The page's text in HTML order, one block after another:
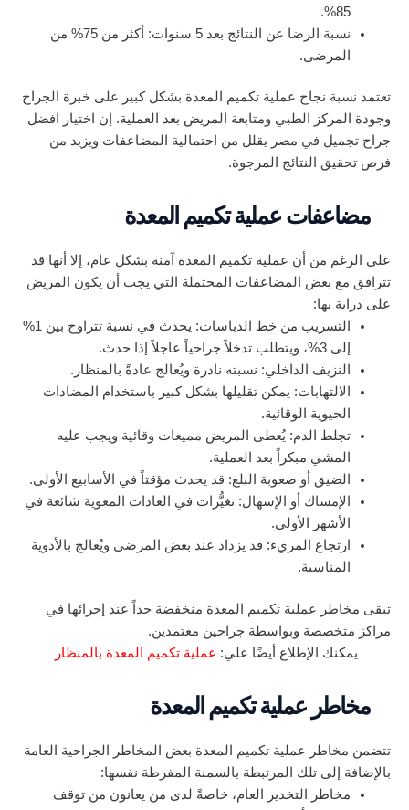
85%.
نسبة الرضا عن النتائج بعد 5 سنوات: أكثر من 75% من
المرضى.
تعتمد نسبة نجاح عملية تكميم المعدة بشكل كبير على خبرة الجراح
وجودة المركز الطبي ومتابعة المريض بعد العملية. إن اختيار افضل
جراح تجميل في مصر يقلل من احتمالية المضاعفات ويزيد من
فرص تحقيق النتائج المرجوة.
مضاعفات عملية تكميم المعدة
على الرغم من أن عملية تكميم المعدة آمنة بشكل عام، إلا أنها قد
تترافق مع بعض المضاعفات المحتملة التي يجب أن يكون المريض
على دراية بها:
التسريب من خط الدباسات: يحدث في نسبة تتراوح بين 1%
إلى 3%، ويتطلب تدخلاً جراحياً عاجلاً إذا حدث.
النزيف الداخلي: نسبته نادرة ويُعالج عادةً بالمنظار.
الالتهابات: يمكن تقليلها بشكل كبير باستخدام المضادات
الحيوية الوقائية.
تجلط الدم: يُعطى المريض مميعات وقائية ويجب عليه
المشي مبكراً بعد العملية.
الضيق أو صعوبة البلع: قد يحدث مؤقتاً في الأسابيع الأولى.
الإمساك أو الإسهال: تغيُّرات في العادات المعوية شائعة في
الأشهر الأولى.
ارتجاع المريء: قد يزداد عند بعض المرضى ويُعالج بالأدوية
المناسبة.
تبقى مخاطر عملية تكميم المعدة منخفضة جداً عند إجرائها في
مراكز متخصصة وبواسطة جراحين معتمدين.
يمكنك الإطلاع أيضًا علي: عملية تكميم المعدة بالمنظار
مخاطر عملية تكميم المعدة
تتضمن مخاطر عملية تكميم المعدة بعض المخاطر الجراحية العامة
بالإضافة إلى تلك المرتبطة بالسمنة المفرطة نفسها:
مخاطر التخدير العام، خاصةً لدى من يعانون من توقف